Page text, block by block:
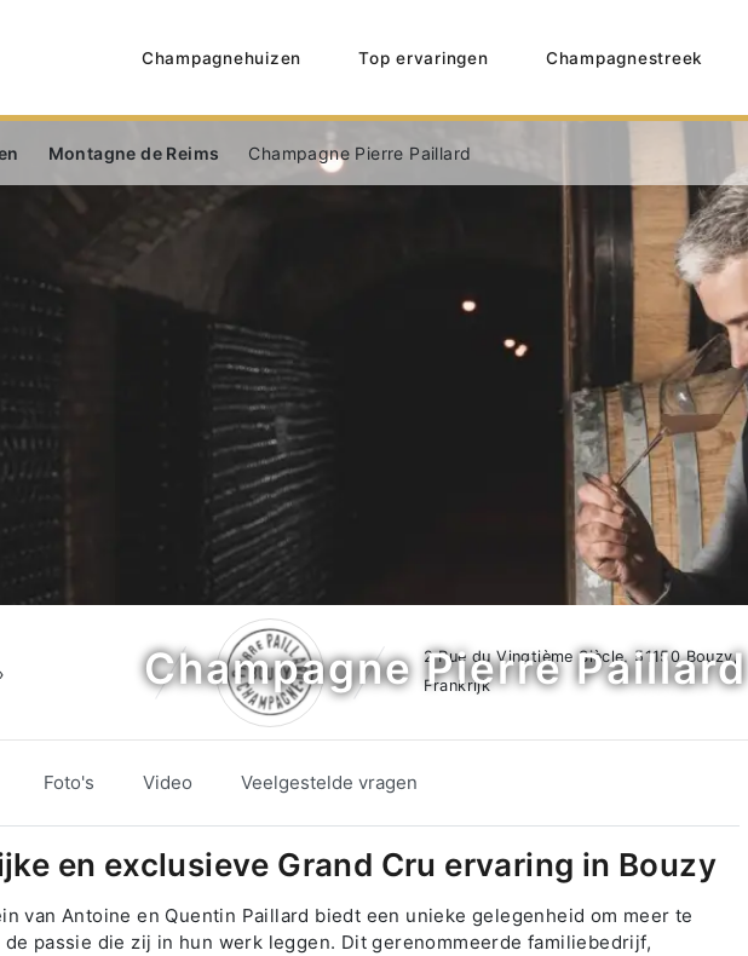
Champagnehuizen Top ervaringen Champagnestreek
Montagne de Reims Champagne Pierre Paillard
2 Rue du Vingtième Siècle, 51150 Bouzy,
Frankrijk
Champagne Pierre Paillard
Foto's Video Veelgestelde vragen
en exclusieve Grand Cru ervaring in Bouzy
van Antoine en Quentin Paillard biedt een unieke gelegenheid om meer te
passie die zij in hun werk leggen. Dit gerenommeerde familiebedrijf,